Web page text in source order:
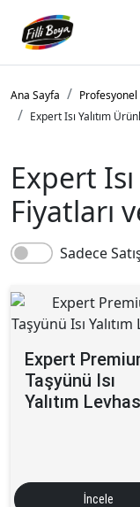
Ana Sayfa
Expert Isı Yalıtım
Expert
Fiyatları
Sadece
Expert
Taşyünü Isı
Yalıtım
İncele